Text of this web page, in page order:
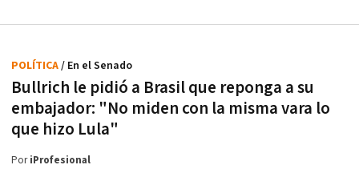
Bullrich le pidió a Brasil que reponga a su
embajador: "No miden con la misma vara lo
que hizo Lula"
POLÍTICA/ En el Senado
PoriProfesional